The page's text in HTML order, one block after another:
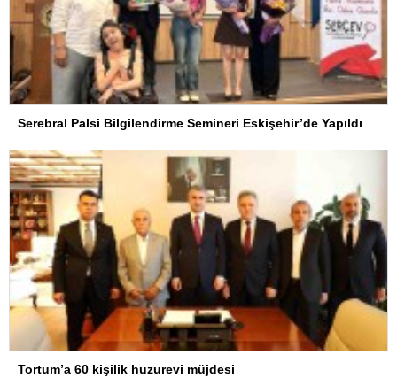
Serebral Palsi Bilgilendirme Semineri Eskişehir’de Yapıldı
Tortum’a 60 kişilik huzurevi müjdesi